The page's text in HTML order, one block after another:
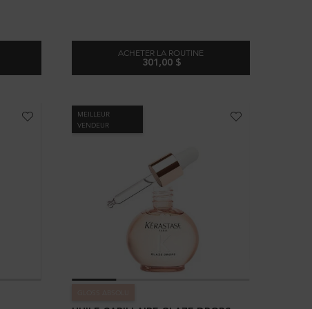
ACHETER LA ROUTINE
301,00 $
MEILLEUR
VENDEUR